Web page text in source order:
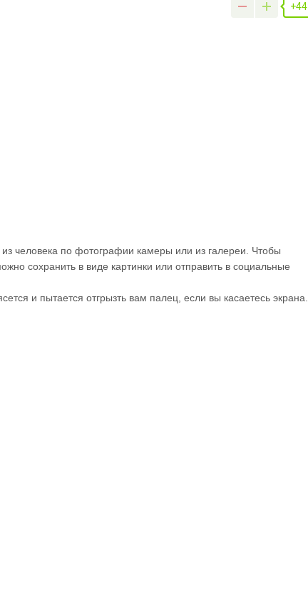
+44
человека по фотографии камеры или из галереи. Чтобы
сохранить в виде картинки или отправить в социальные
и пытается отгрызть вам палец, если вы касаетесь экрана.